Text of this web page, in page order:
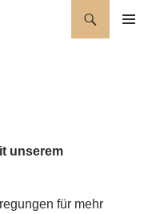
unserem
für mehr